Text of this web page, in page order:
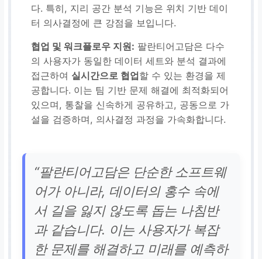
다. 특히, 지리 공간 분석 기능은 위치 기반 데이
터 의사결정에 큰 강점을 보입니다.
협업 및 워크플로우 지원: 팔란티어고담은 다수
의 사용자가 동일한 데이터 세트와 분석 결과에
접근하여 실시간으로 협업할 수 있는 환경을 제
공합니다. 이는 팀 기반 문제 해결에 최적화되어
있으며, 통찰을 신속하게 공유하고, 공동으로 가
설을 검증하며, 의사결정 과정을 가속화합니다.
“팔란티어고담은 단순한 소프트웨
어가 아니라, 데이터의 홍수 속에
서 길을 잃지 않도록 돕는 나침반
과 같습니다. 이는 사용자가 복잡
한 문제를 해결하고 미래를 예측하